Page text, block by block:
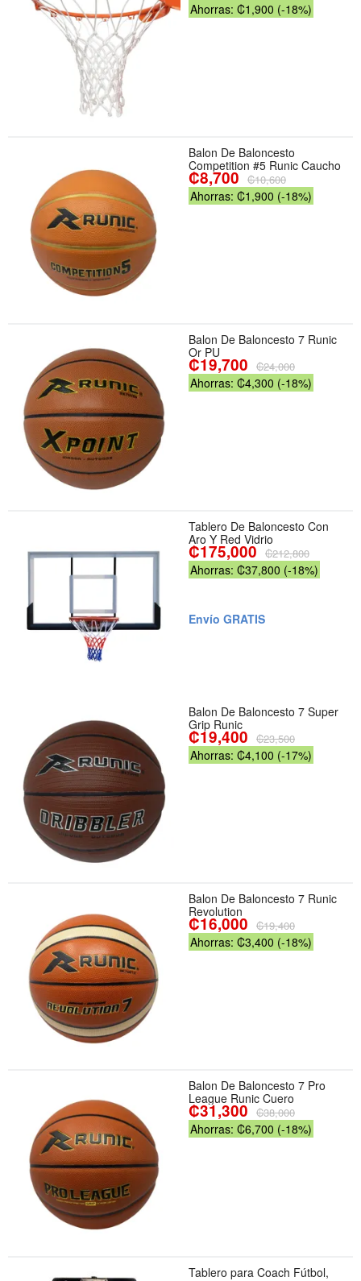
Ahorras: ₡1,900 (-18%)
Balon De Baloncesto
Competition #5 Runic Caucho
₡8,700 ₡10,600
Ahorras: ₡1,900 (-18%)
Balon De Baloncesto 7 Runic
Or PU
₡19,700 ₡24,000
Ahorras: ₡4,300 (-18%)
Tablero De Baloncesto Con
Aro Y Red Vidrio
₡175,000 ₡212,800
Ahorras: ₡37,800 (-18%)
Envío GRATIS
Balon De Baloncesto 7 Super
Grip Runic
₡19,400 ₡23,500
Ahorras: ₡4,100 (-17%)
Balon De Baloncesto 7 Runic
Revolution
₡16,000 ₡19,400
Ahorras: ₡3,400 (-18%)
Balon De Baloncesto 7 Pro
League Runic Cuero
₡31,300 ₡38,000
Ahorras: ₡6,700 (-18%)
Tablero para Coach Fútbol,